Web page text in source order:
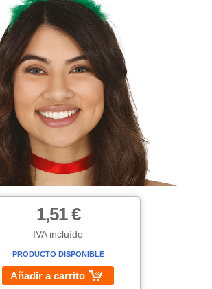
1,51 €
IVA incluído
PRODUCTO DISPONIBLE
Añadir a carrito